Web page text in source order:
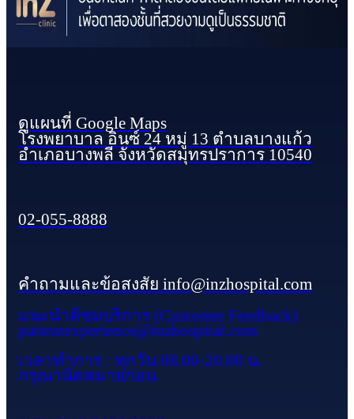
ดูแผนที่ Google Maps
โรงพยาบาล อินซ์ 24 หมู่ 13 ตำบลบางแก้ว
อำเภอบางพลี จังหวัดสมุทรปราการ 10540
02-055-8888
คำถามและข้อสงสัย info@inzhospital.com
แนะนำติชมบริการ (Customer Feedback)
patientexperience@inzhospital.com
เวลาทำการ : ทุกวัน 08.00-20.00 น.
กรุณานัดหมายก่อน